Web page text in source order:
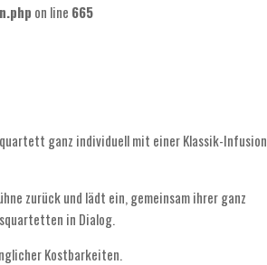
on line 665
ganz individuell mit einer Klassik-Infusion
zurück und lädt ein, gemeinsam ihrer ganz
in Dialog.
Kostbarkeiten.